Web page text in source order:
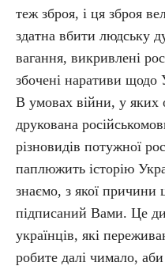
теж зброя, і ця зброя
здатна вбити людську
вагання, викривлені
збочені наративи щодо
В умовах війни, у яких
друкована
різновидів потужної
паплюжить історію
знаємо, з якої причини
підписаний Вами. Це
українців, які
робите далі чимало,